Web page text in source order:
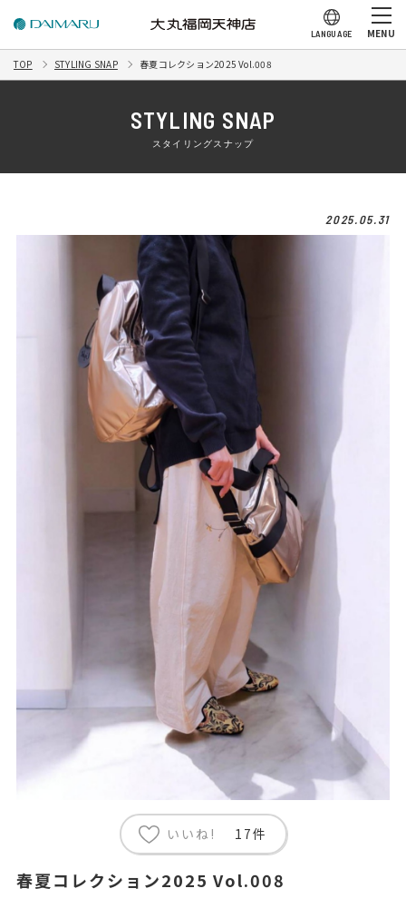
LANGUAGE MENU
TOP STYLING SNAP 春夏コレクション2025 Vol.008
STYLING SNAP
スタイリングスナップ
2025.05.31
いいね! 17件
春夏コレクション2025 Vol.008